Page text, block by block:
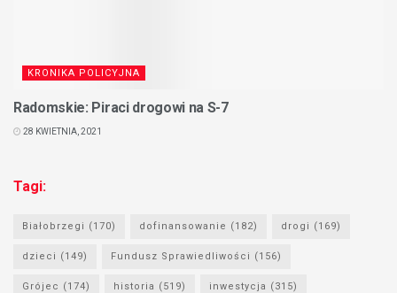
KRONIKA POLICYJNA
Radomskie: Piraci drogowi na S-7
28 KWIETNIA, 2021
Tagi:
Białobrzegi (170) dofinansowanie (182) drogi (169)
dzieci (149) Fundusz Sprawiedliwości (156)
Grójec (174) historia (519) inwestycja (315)